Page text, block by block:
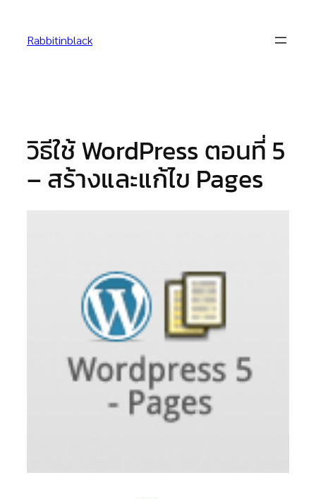
content
Rabbitinblack
วิธีใช้ WordPress ตอนที่ 5
– สร้างและแก้ไข Pages